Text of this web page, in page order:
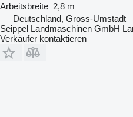
Arbeitsbreite 2,8 m
Deutschland, Gross-Umstadt
Seippel Landmaschinen GmbH
Verkäufer kontaktieren